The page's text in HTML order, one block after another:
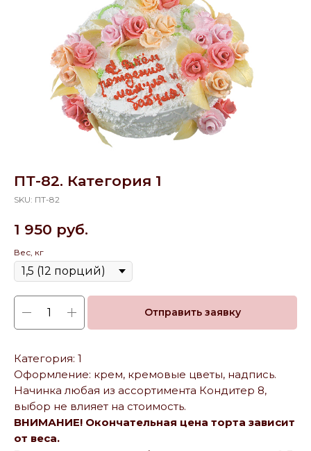
ПТ-82. Категория 1
SKU: ПТ-82
1 950 руб.
Вес, кг
Отправить заявку
Категория: 1
Оформление: крем, кремовые цветы, надпись.
Начинка любая из ассортимента Кондитер 8,
выбор не влияет на стоимость.
ВНИМАНИЕ! Окончательная цена торта зависит
от веса.